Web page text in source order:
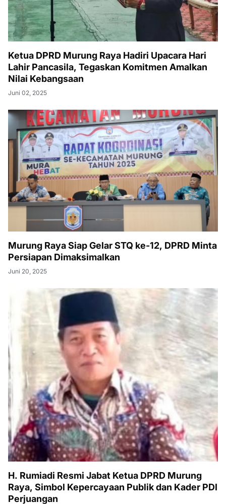
Ketua DPRD Murung Raya Hadiri Upacara Hari
Lahir Pancasila, Tegaskan Komitmen Amalkan
Nilai Kebangsaan
Juni 02, 2025
Murung Raya Siap Gelar STQ ke-12, DPRD Minta
Persiapan Dimaksimalkan
Juni 20, 2025
H. Rumiadi Resmi Jabat Ketua DPRD Murung
Raya, Simbol Kepercayaan Publik dan Kader PDI
Perjuangan